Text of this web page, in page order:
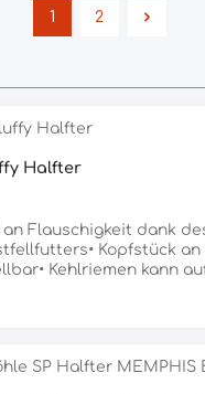
Seite
1
Seite
2
Halfter
an Flauschigkeit dank
Kopfstück
Kehlriemen kann
einem köstlichen
auf, das ein sanftes